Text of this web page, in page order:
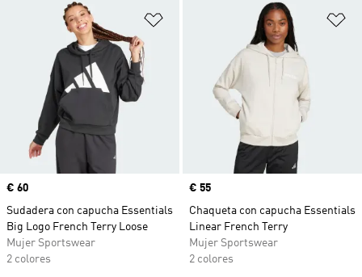
Añadir a la lista de deseos
Precio
€ 60
Sudadera con capucha Essentials
Big Logo French Terry Loose
Mujer Sportswear
2 colores
Precio
€ 55
Chaqueta con capucha Essentials
Linear French Terry
Mujer Sportswear
2 colores